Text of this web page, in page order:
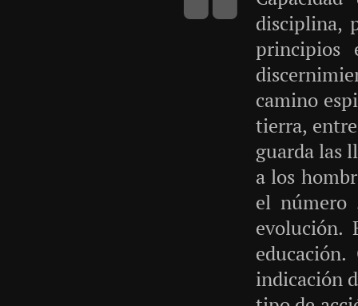
disciplina,
principios
camino
tierra,
guarda las
a los
el número
evolución.
indicación